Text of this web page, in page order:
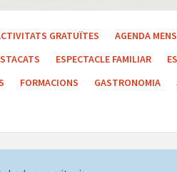
GRATUÏTES AGENDA
ESPECTACLE FAMILIAR
FORMACIONS GASTRONOMIA